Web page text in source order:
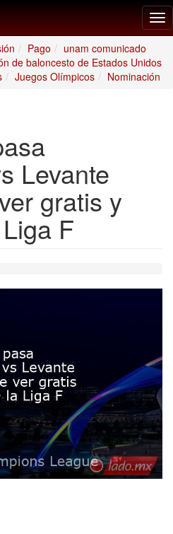
Pago
unam comunicado
de baloncesto de Estados Unidos
Juegos Olímpicos Nominación
Levante
gratis y
F